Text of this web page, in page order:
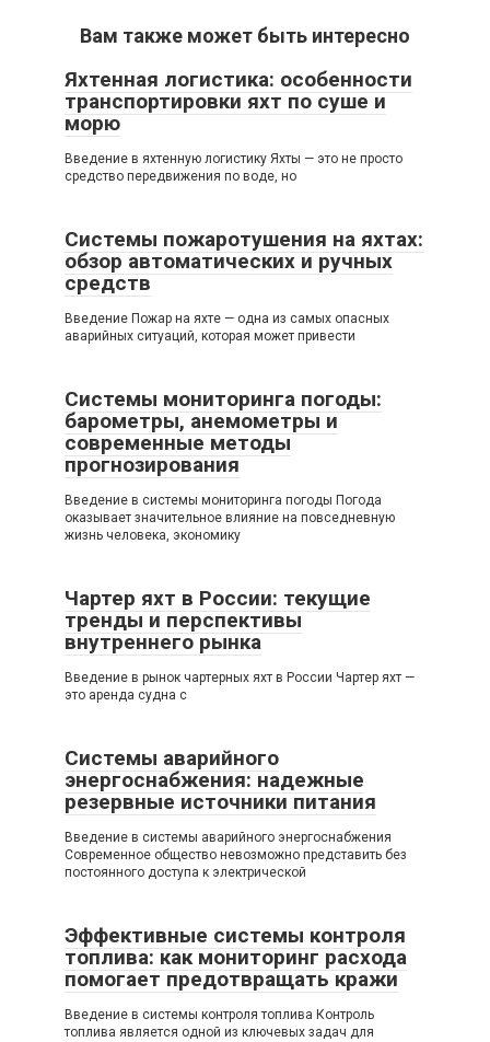
Вам также может быть интересно
Яхтенная логистика: особенности
транспортировки яхт по суше и
морю
Введение в яхтенную логистику Яхты — это не просто
средство передвижения по воде, но
Системы пожаротушения на яхтах:
обзор автоматических и ручных
средств
Введение Пожар на яхте — одна из самых опасных
аварийных ситуаций, которая может привести
Системы мониторинга погоды:
барометры, анемометры и
современные методы
прогнозирования
Введение в системы мониторинга погоды Погода
оказывает значительное влияние на повседневную
жизнь человека, экономику
Чартер яхт в России: текущие
тренды и перспективы
внутреннего рынка
Введение в рынок чартерных яхт в России Чартер яхт —
это аренда судна с
Системы аварийного
энергоснабжения: надежные
резервные источники питания
Введение в системы аварийного энергоснабжения
Современное общество невозможно представить без
постоянного доступа к электрической
Эффективные системы контроля
топлива: как мониторинг расхода
помогает предотвращать кражи
Введение в системы контроля топлива Контроль
топлива является одной из ключевых задач для